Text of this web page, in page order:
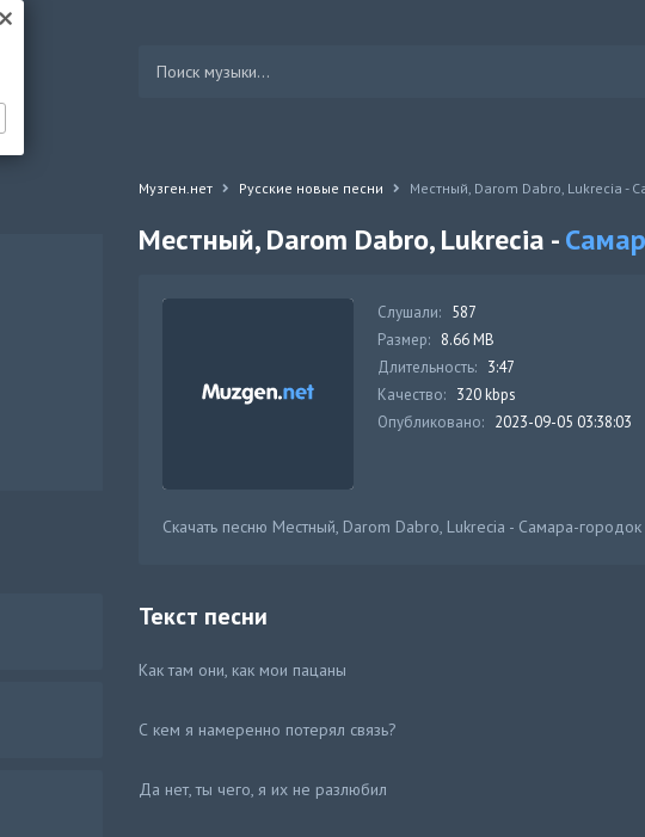
Музген.нет Русские новые песни Местный, Darom Dabro, Lukrecia -
Местный, Darom Dabro, Lukrecia -
Слушали: 587
Размер: 8.66 MB
Длительность: 3:47
Качество: 320 kbps
Опубликовано: 2023-09-05 03:38:03
Скачать песню Местный, Darom Dabro, Lukrecia - Самара-
Текст песни
Как там они, как мои пацаны
С кем я намеренно потерял связь?
Да нет, ты чего, я их не разлюбил